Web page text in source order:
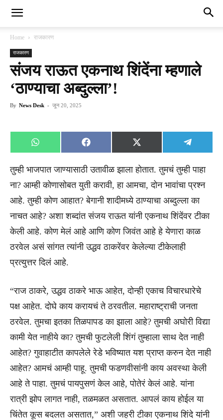
Home राजकारण
राजकारण
संजय राऊत एकनाथ शिंदेंना म्हणाले
‘ठाण्याचा अब्दुल्ला’!
By News Desk - जून 20, 2025
Share
on
WhatsApp
Share
on
Facebook
Share
on
X
(Twitter)
Share
on
तुम्ही भाजपात जाण्यासाठी उतावीळ झाला होतात. तुमचं तुम्ही पाहा
ना? आम्ही कोणासोबत युती करावी, हा आमचा, दोन भावांचा प्रश्न
आहे. तुम्ही कोण आहात? बेगानी शादीमध्ये ठाण्याचा अब्दुल्ला का
नाचत आहे? अशा शब्दांत संजय राऊत यांनी एकनाथ शिंदेंवर टीका
केली आहे. कोण मेलं आहे आणि कोण जिवंत आहे हे येणारा काळ
ठरवेल असं सांगत त्यांनी उद्धव ठाकरेंवर केलेल्या टीकेलाही
प्रत्युत्तर दिलं आहे.
“राज ठाकरे, उद्धव ठाकरे भाऊ आहेत, दोन्ही एकाच विचारधारेचे
पक्ष आहेत. दोघे काय करायचं ते ठरवतील. महाराष्ट्राची जनता
ठरवेल. तुमचा इतका तिळपापड का झाला आहे? तुमची अघोरी विद्या
कामी येत नाहीये का? तुमची फुटलेली शिंगं तुम्हाला साथ देत नाही
आहेत? गुवाहाटीत कापलेले रेडे भविष्यात यश प्राप्त करुन देत नाही
आहेत? आमचं आम्ही पाहू. तुमची फडणवीसांनी काय अवस्था केली
आहे ते पाहा. तुमचं पायपुसणं केल आहे, पोतेरं केलं आहे. यांना
रात्री झोप लागत नाही, तळमळत असतात. आपलं काय होईल या
चिंतेत कूस बदलत असतात,” अशी जहरी टीका एकनाथ शिंदे यांनी